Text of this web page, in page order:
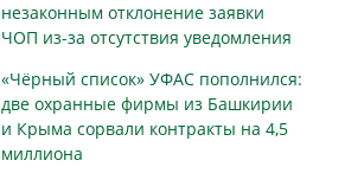
незаконным отклонение заявки
ЧОП из-за отсутствия уведомления
«Чёрный список» УФАС пополнился:
две охранные фирмы из Башкирии
и Крыма сорвали контракты на 4,5
миллиона